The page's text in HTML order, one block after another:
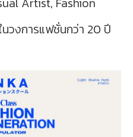
วงการแฟชั่นกว่า 20 ปี